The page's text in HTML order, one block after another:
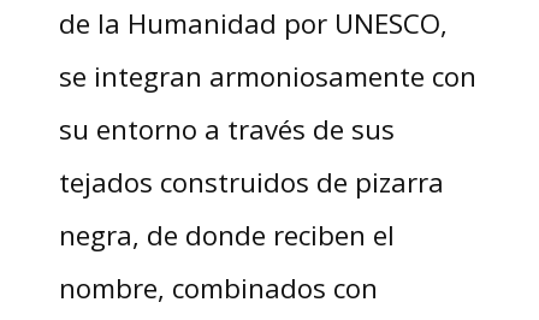
de la Humanidad por UNESCO,
se integran armoniosamente con
su entorno a través de sus
tejados construidos de pizarra
negra, de donde reciben el
nombre, combinados con